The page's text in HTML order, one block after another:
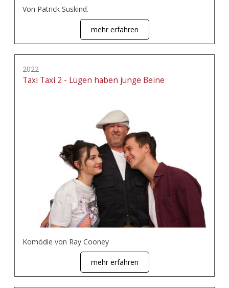
Von Patrick Suskind.
mehr erfahren
2022
Taxi Taxi 2 - Lügen haben junge Beine
Komödie von Ray Cooney
mehr erfahren